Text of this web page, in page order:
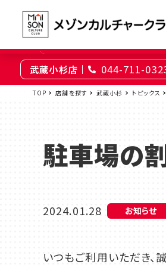
東京
綾瀬
神奈川
伊勢原
埼玉
（上尾市）
武蔵小杉店 044-711-
TOP 店舗を探す 武蔵小杉 トピックス
駐車場の
2024.01.28 お知らせ
いつもご利用いただき、